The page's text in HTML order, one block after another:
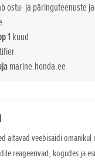
ostu- ja päringuteenuste
1 kuud
marine.honda.ee
aitavad veebisaidi omanikul
reageerivad, kogudes ja
eriti
jõuti
Cub